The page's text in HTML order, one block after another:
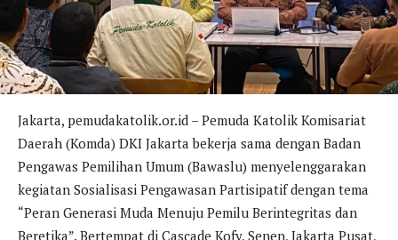
Jakarta, pemudakatolik.or.id – Pemuda Katolik Komisariat
Daerah (Komda) DKI Jakarta bekerja sama dengan Badan
Pengawas Pemilihan Umum (Bawaslu) menyelenggarakan
kegiatan Sosialisasi Pengawasan Partisipatif dengan tema
“Peran Generasi Muda Menuju Pemilu Berintegritas dan
Beretika”. Bertempat di Cascade Kofy, Senen, Jakarta Pusat,